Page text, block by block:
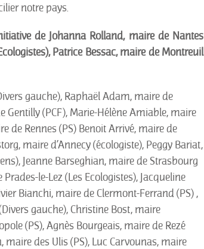
notre pays.
de Johanna Rolland, maire de Nantes
Patrice Bessac, maire de Montreuil
gauche), Raphaël Adam, maire de
Gentilly (PCF), Marie-Hélène Amiable, maire
de Rennes (PS) Benoit Arrivé, maire de
maire d’Annecy (écologiste), Peggy Bariat,
Jeanne Barseghian, maire de Strasbourg
le-Lez (Les Ecologistes), Jacqueline
Bianchi, maire de Clermont-Ferrand (PS) ,
gauche), Christine Bost, maire
(PS), Agnès Bourgeais, maire de Rezé
maire des Ulis (PS), Luc Carvounas, maire